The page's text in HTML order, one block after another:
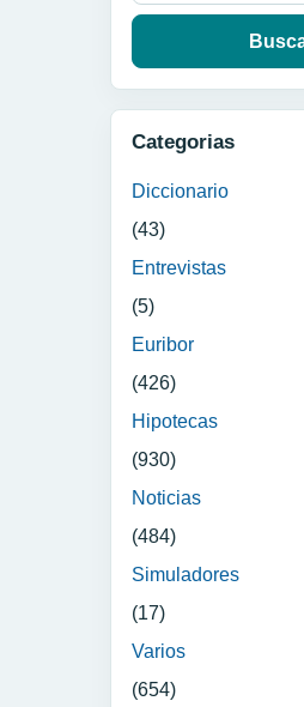
Categorias
Diccionario
(43)
Entrevistas
(5)
Euribor
(426)
Hipotecas
(930)
Noticias
(484)
Simuladores
(17)
Varios
(654)